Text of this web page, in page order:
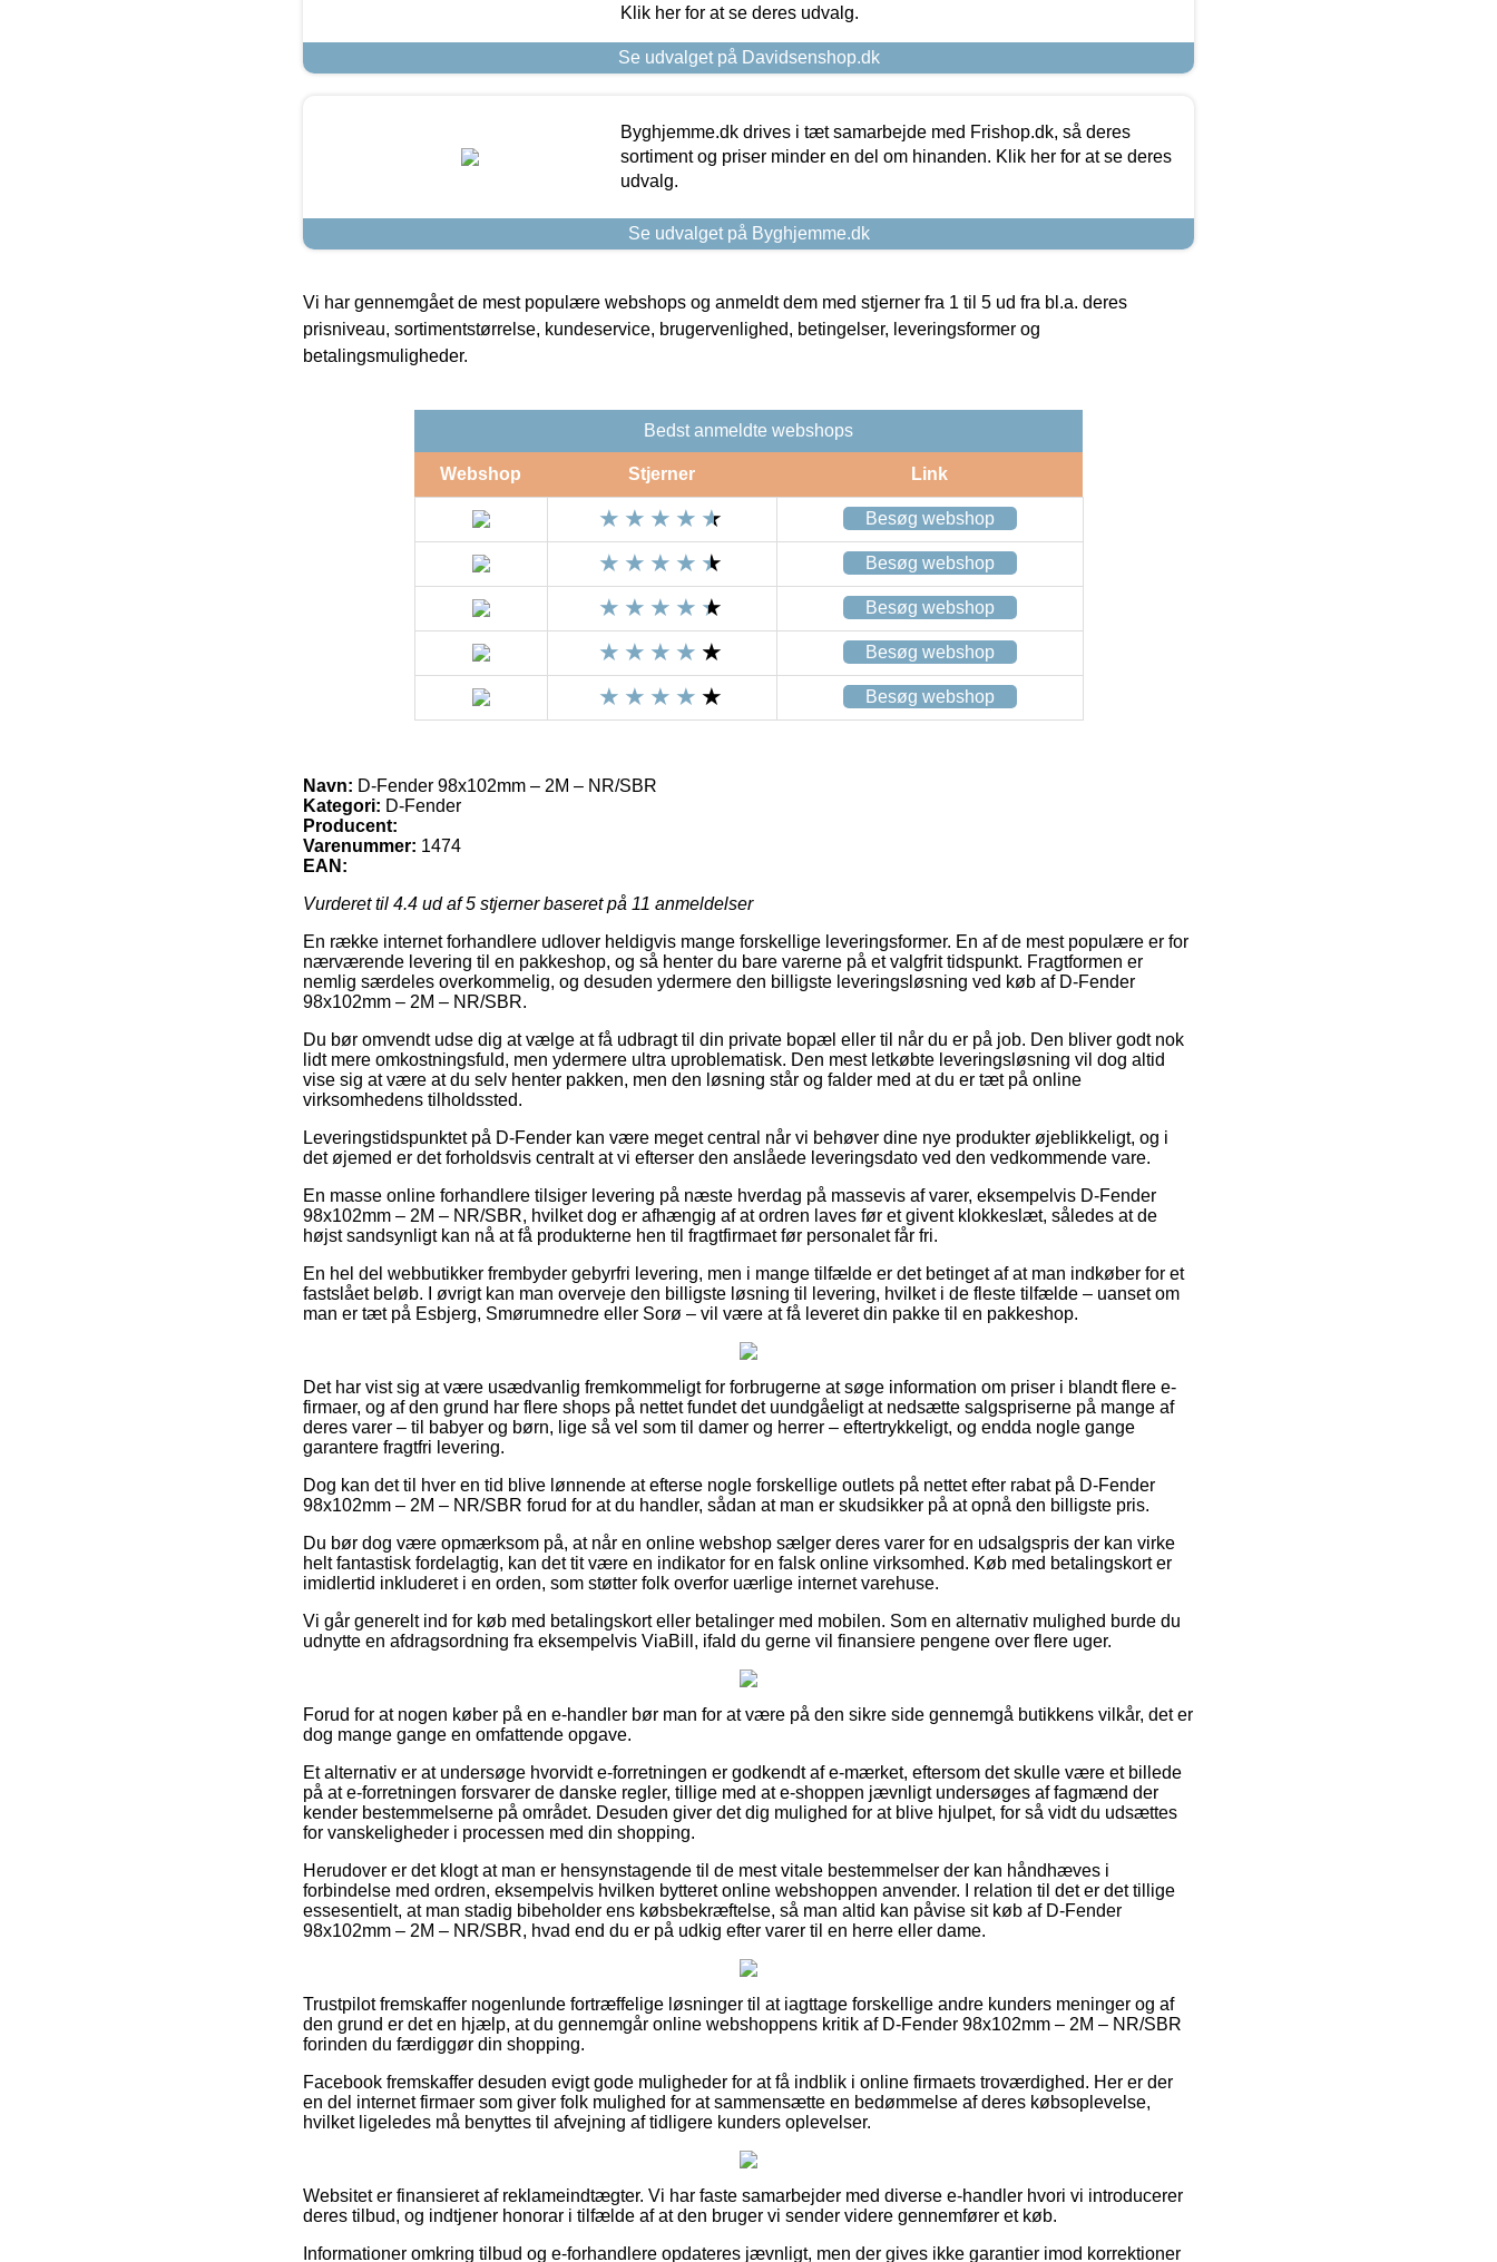
Klik her for at se deres udvalg.
Se udvalget på Davidsenshop.dk
Byghjemme.dk drives i tæt samarbejde med Frishop.dk, så deres
sortiment og priser minder en del om hinanden. Klik her for at se deres
udvalg.
Se udvalget på Byghjemme.dk
Vi har gennemgået de mest populære webshops og anmeldt dem med stjerner fra 1 til 5 ud fra bl.a. deres
prisniveau, sortimentstørrelse, kundeservice, brugervenlighed, betingelser, leveringsformer og
betalingsmuligheder.
Bedst anmeldte webshops
Webshop Stjerner Link
Besøg webshop
Besøg webshop
Besøg webshop
Besøg webshop
Besøg webshop
Navn: D-Fender 98x102mm – 2M – NR/SBR
Kategori: D-Fender
Producent:
Varenummer: 1474
EAN:
Vurderet til 4.4 ud af 5 stjerner baseret på 11 anmeldelser
En række internet forhandlere udlover heldigvis mange forskellige leveringsformer. En af de mest populære er for
nærværende levering til en pakkeshop, og så henter du bare varerne på et valgfrit tidspunkt. Fragtformen er
nemlig særdeles overkommelig, og desuden ydermere den billigste leveringsløsning ved køb af D-Fender
98x102mm – 2M – NR/SBR.
Du bør omvendt udse dig at vælge at få udbragt til din private bopæl eller til når du er på job. Den bliver godt nok
lidt mere omkostningsfuld, men ydermere ultra uproblematisk. Den mest letkøbte leveringsløsning vil dog altid
vise sig at være at du selv henter pakken, men den løsning står og falder med at du er tæt på online
virksomhedens tilholdssted.
Leveringstidspunktet på D-Fender kan være meget central når vi behøver dine nye produkter øjeblikkeligt, og i
det øjemed er det forholdsvis centralt at vi efterser den anslåede leveringsdato ved den vedkommende vare.
En masse online forhandlere tilsiger levering på næste hverdag på massevis af varer, eksempelvis D-Fender
98x102mm – 2M – NR/SBR, hvilket dog er afhængig af at ordren laves før et givent klokkeslæt, således at de
højst sandsynligt kan nå at få produkterne hen til fragtfirmaet før personalet får fri.
En hel del webbutikker frembyder gebyrfri levering, men i mange tilfælde er det betinget af at man indkøber for et
fastslået beløb. I øvrigt kan man overveje den billigste løsning til levering, hvilket i de fleste tilfælde – uanset om
man er tæt på Esbjerg, Smørumnedre eller Sorø – vil være at få leveret din pakke til en pakkeshop.
Det har vist sig at være usædvanlig fremkommeligt for forbrugerne at søge information om priser i blandt flere e-
firmaer, og af den grund har flere shops på nettet fundet det uundgåeligt at nedsætte salgspriserne på mange af
deres varer – til babyer og børn, lige så vel som til damer og herrer – eftertrykkeligt, og endda nogle gange
garantere fragtfri levering.
Dog kan det til hver en tid blive lønnende at efterse nogle forskellige outlets på nettet efter rabat på D-Fender
98x102mm – 2M – NR/SBR forud for at du handler, sådan at man er skudsikker på at opnå den billigste pris.
Du bør dog være opmærksom på, at når en online webshop sælger deres varer for en udsalgspris der kan virke
helt fantastisk fordelagtig, kan det tit være en indikator for en falsk online virksomhed. Køb med betalingskort er
imidlertid inkluderet i en orden, som støtter folk overfor uærlige internet varehuse.
Vi går generelt ind for køb med betalingskort eller betalinger med mobilen. Som en alternativ mulighed burde du
udnytte en afdragsordning fra eksempelvis ViaBill, ifald du gerne vil finansiere pengene over flere uger.
Forud for at nogen køber på en e-handler bør man for at være på den sikre side gennemgå butikkens vilkår, det er
dog mange gange en omfattende opgave.
Et alternativ er at undersøge hvorvidt e-forretningen er godkendt af e-mærket, eftersom det skulle være et billede
på at e-forretningen forsvarer de danske regler, tillige med at e-shoppen jævnligt undersøges af fagmænd der
kender bestemmelserne på området. Desuden giver det dig mulighed for at blive hjulpet, for så vidt du udsættes
for vanskeligheder i processen med din shopping.
Herudover er det klogt at man er hensynstagende til de mest vitale bestemmelser der kan håndhæves i
forbindelse med ordren, eksempelvis hvilken bytteret online webshoppen anvender. I relation til det er det tillige
essesentielt, at man stadig bibeholder ens købsbekræftelse, så man altid kan påvise sit køb af D-Fender
98x102mm – 2M – NR/SBR, hvad end du er på udkig efter varer til en herre eller dame.
Trustpilot fremskaffer nogenlunde fortræffelige løsninger til at iagttage forskellige andre kunders meninger og af
den grund er det en hjælp, at du gennemgår online webshoppens kritik af D-Fender 98x102mm – 2M – NR/SBR
forinden du færdiggør din shopping.
Facebook fremskaffer desuden evigt gode muligheder for at få indblik i online firmaets troværdighed. Her er der
en del internet firmaer som giver folk mulighed for at sammensætte en bedømmelse af deres købsoplevelse,
hvilket ligeledes må benyttes til afvejning af tidligere kunders oplevelser.
Websitet er finansieret af reklameindtægter. Vi har faste samarbejder med diverse e-handler hvori vi introducerer
deres tilbud, og indtjener honorar i tilfælde af at den bruger vi sender videre gennemfører et køb.
Informationer omkring tilbud og e-forhandlere opdateres jævnligt, men der gives ikke garantier imod korrektioner